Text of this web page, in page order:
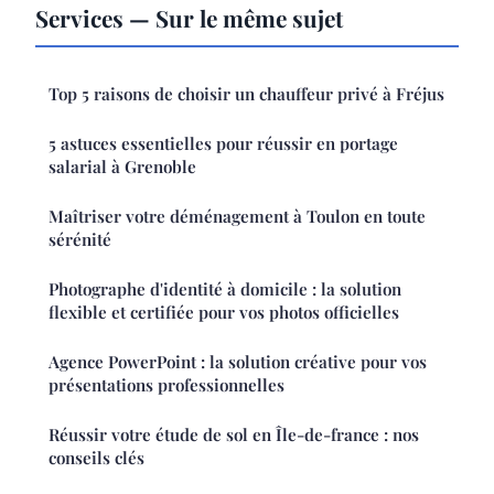
Services — Sur le même sujet
Top 5 raisons de choisir un chauffeur privé à Fréjus
5 astuces essentielles pour réussir en portage
salarial à Grenoble
Maîtriser votre déménagement à Toulon en toute
sérénité
Photographe d'identité à domicile : la solution
flexible et certifiée pour vos photos officielles
Agence PowerPoint : la solution créative pour vos
présentations professionnelles
Réussir votre étude de sol en Île-de-france : nos
conseils clés